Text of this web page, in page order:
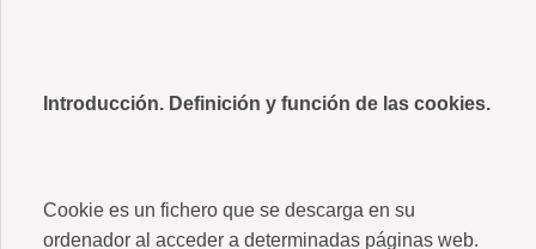
Introducción. Definición y función de las cookies.
Cookie es un fichero que se descarga en su
ordenador al acceder a determinadas páginas web.